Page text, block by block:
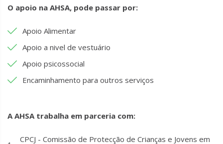
O apoio na AHSA, pode passar por:
Apoio Alimentar
Apoio a nivel de vestuário
Apoio psicossocial
Encaminhamento para outros serviços
A AHSA trabalha em parceria com:
CPCJ - Comissão de Protecção de Crianças e Jovens em